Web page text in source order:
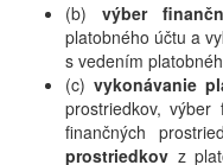
(b) výber
platobného účtu a
s vedením
(c) vykonávanie
prostriedkov, výber
finančných
prostriedkov z